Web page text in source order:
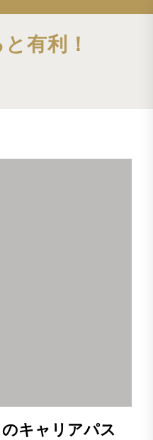
有利！
キャリアパス